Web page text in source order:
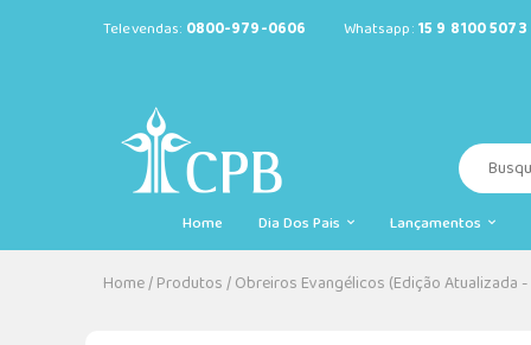
Televendas: 0800-979-0606 Whatsapp:15 9 8100 5073
Home Dia Dos Pais Lançamentos
Home/Produtos/Obreiros Evangélicos (Edição Atualizada